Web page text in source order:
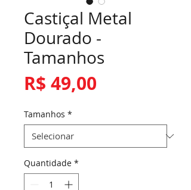
Castiçal Metal
Dourado -
Tamanhos
R$ 49,00
Tamanhos *
Quantidade *